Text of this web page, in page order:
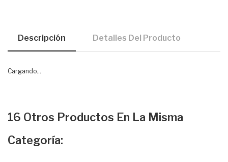
Descripción Detalles Del Producto
Cargando...
16 Otros Productos En La Misma
Categoría: